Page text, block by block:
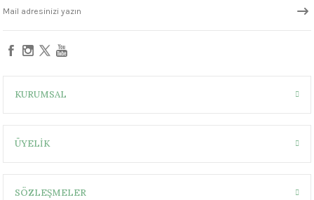
KURUMSAL
ÜYELİK
SÖZLEŞMELER